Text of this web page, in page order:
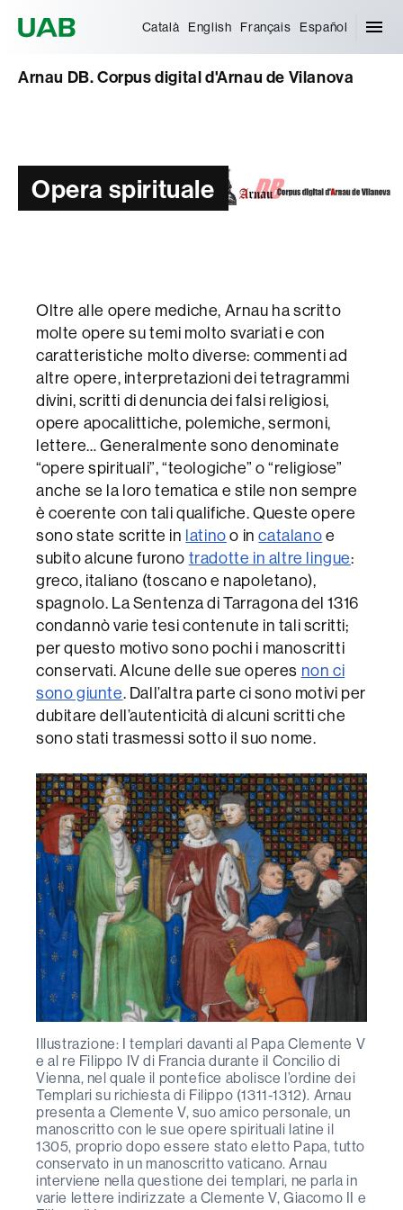
Català English Français Español
Arnau DB. Corpus digital d'Arnau de Vilanova
Opera spirituale
Oltre alle opere mediche, Arnau ha scritto
molte opere su temi molto svariati e con
caratteristiche molto diverse: commenti ad
altre opere, interpretazioni dei tetragrammi
divini, scritti di denuncia dei falsi religiosi,
opere apocalittiche, polemiche, sermoni,
lettere… Generalmente sono denominate
“opere spirituali”, “teologiche” o “religiose”
anche se la loro tematica e stile non sempre
è coerente con tali qualifiche. Queste opere
sono state scritte in latinoo incatalanoe
subito alcune furono tradotte in altre lingue:
greco, italiano (toscano e napoletano),
spagnolo. La Sentenza di Tarragona del 1316
condannò varie tesi contenute in tali scritti;
per questo motivo sono pochi i manoscritti
conservati. Alcune delle sue operes non ci
sono giunte. Dall’altra parte ci sono motivi per
dubitare dell’autenticità di alcuni scritti che
sono stati trasmessi sotto il suo nome.
Illustrazione: I templari davanti al Papa Clemente V
e al re Filippo IV di Francia durante il Concilio di
Vienna, nel quale il pontefice abolisce l’ordine dei
Templari su richiesta di Filippo (1311-1312). Arnau
presenta a Clemente V, suo amico personale, un
manoscritto con le sue opere spirituali latine il
1305, proprio dopo essere stato eletto Papa, tutto
conservato in un manoscritto vaticano. Arnau
interviene nella questione dei templari, ne parla in
varie lettere indirizzate a Clemente V, Giacomo II e